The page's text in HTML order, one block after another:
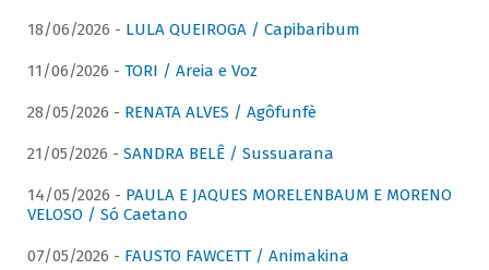
18/06/2026 - LULA QUEIROGA / Capibaribum
11/06/2026 - TORI / Areia e Voz
28/05/2026 - RENATA ALVES / Agôfunfè
21/05/2026 - SANDRA BELÊ / Sussuarana
14/05/2026 - PAULA E JAQUES MORELENBAUM E MORENO
VELOSO / Só Caetano
07/05/2026 - FAUSTO FAWCETT / Animakina